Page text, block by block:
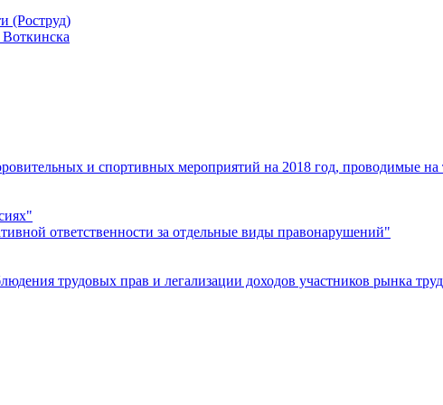
(Роструд)
Воткинска
и спортивных мероприятий на 2018 год, проводимые
ответственности за отдельные виды правонарушений"
трудовых прав и легализации доходов участников рынка